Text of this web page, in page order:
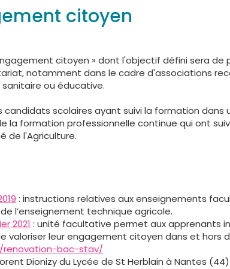
citoyen
citoyen » dont l'objectif défini sera
notamment dans le cadre d'associations
ou éducative.
scolaires ayant suivi la formation dans
la formation professionnelle continue qui ont
de l'Agriculture.
: instructions relatives aux enseignements
l’enseignement technique agricole.
2021 : unité facultative permet aux apprenants
valoriser leur engagement citoyen dans et hors
renovation-bac-stav/
Dionizy du Lycée de St Herblain à Nantes (44)